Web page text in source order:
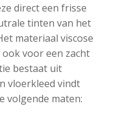
direct een frisse
tinten van het
materiaal viscose
voor een zacht
bestaat uit
vloerkleed vindt
volgende maten: